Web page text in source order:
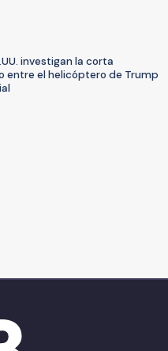
investigan la corta
entre el helicóptero de Trump